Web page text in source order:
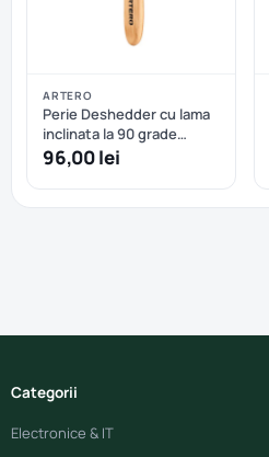
ARTERO
Perie Deshedder cu lama
inclinata la 90 grade
Nature Collection
ARTERO
96,00 lei
Categorii
Electronice & IT